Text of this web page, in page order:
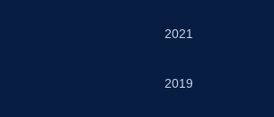
2021
2019